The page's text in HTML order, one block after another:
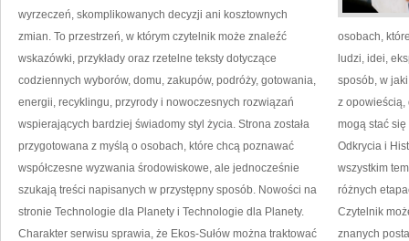
wyrzeczeń, skomplikowanych decyzji ani kosztownych
zmian. To przestrzeń, w którym czytelnik może znaleźć
wskazówki, przykłady oraz rzetelne teksty dotyczące
codziennych wyborów, domu, zakupów, podróży, gotowania,
energii, recyklingu, przyrody i nowoczesnych rozwiązań
wspierających bardziej świadomy styl życia. Strona została
przygotowana z myślą o osobach, które chcą poznawać
współczesne wyzwania środowiskowe, ale jednocześnie
szukają treści napisanych w przystępny sposób. Nowości na
stronie Technologie dla Planety i Technologie dla Planety.
Charakter serwisu sprawia, że Ekos-Sułów można traktować
osobach,
ludzi, idei,
sposób, w
z opowieścią,
mogą stać
Odkrycia i
wszystkim
różnych
Czytelnik
znanych